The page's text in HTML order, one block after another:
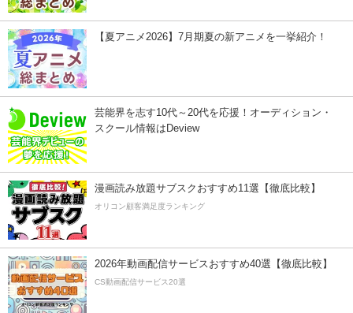
【夏アニメ2026】7月期夏の新アニメを一挙紹介！
芸能界を志す10代～20代を応援！オーディション・
スクール情報はDeview
漫画読み放題サブスクおすすめ11選【徹底比較】
オリコン顧客満足度ランキング
2026年動画配信サービスおすすめ40選【徹底比較】
CS動画配信サービス20選